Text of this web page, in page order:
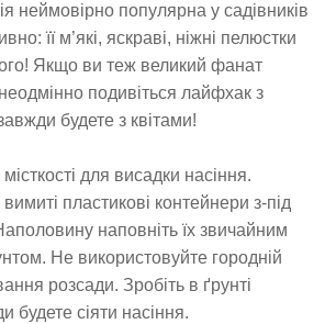
неймовірно популярна у садівників
її м’які, яскраві, ніжні пелюстки
Якщо ви теж великий фанат
неодмінно подивіться лайфхак з
будете з квітами!
місткості для висадки насіння.
вимиті пластикові контейнери з-під
наповніть їх звичайним
Не використовуйте городній
розсади. Зробіть в ґрунті
будете сіяти насіння.